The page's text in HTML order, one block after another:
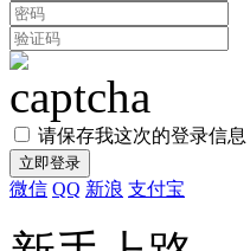
请保存我这次的登录信息
微信 QQ 新浪 支付宝